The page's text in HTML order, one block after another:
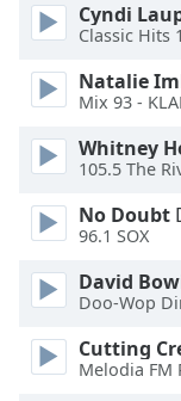
Cyndi
Classic Hits
Natalie
Mix 93 -
Whitney
105.5 The
No Doubt
96.1 SOX
David
Doo-Wop
Cutting
Melodia FM